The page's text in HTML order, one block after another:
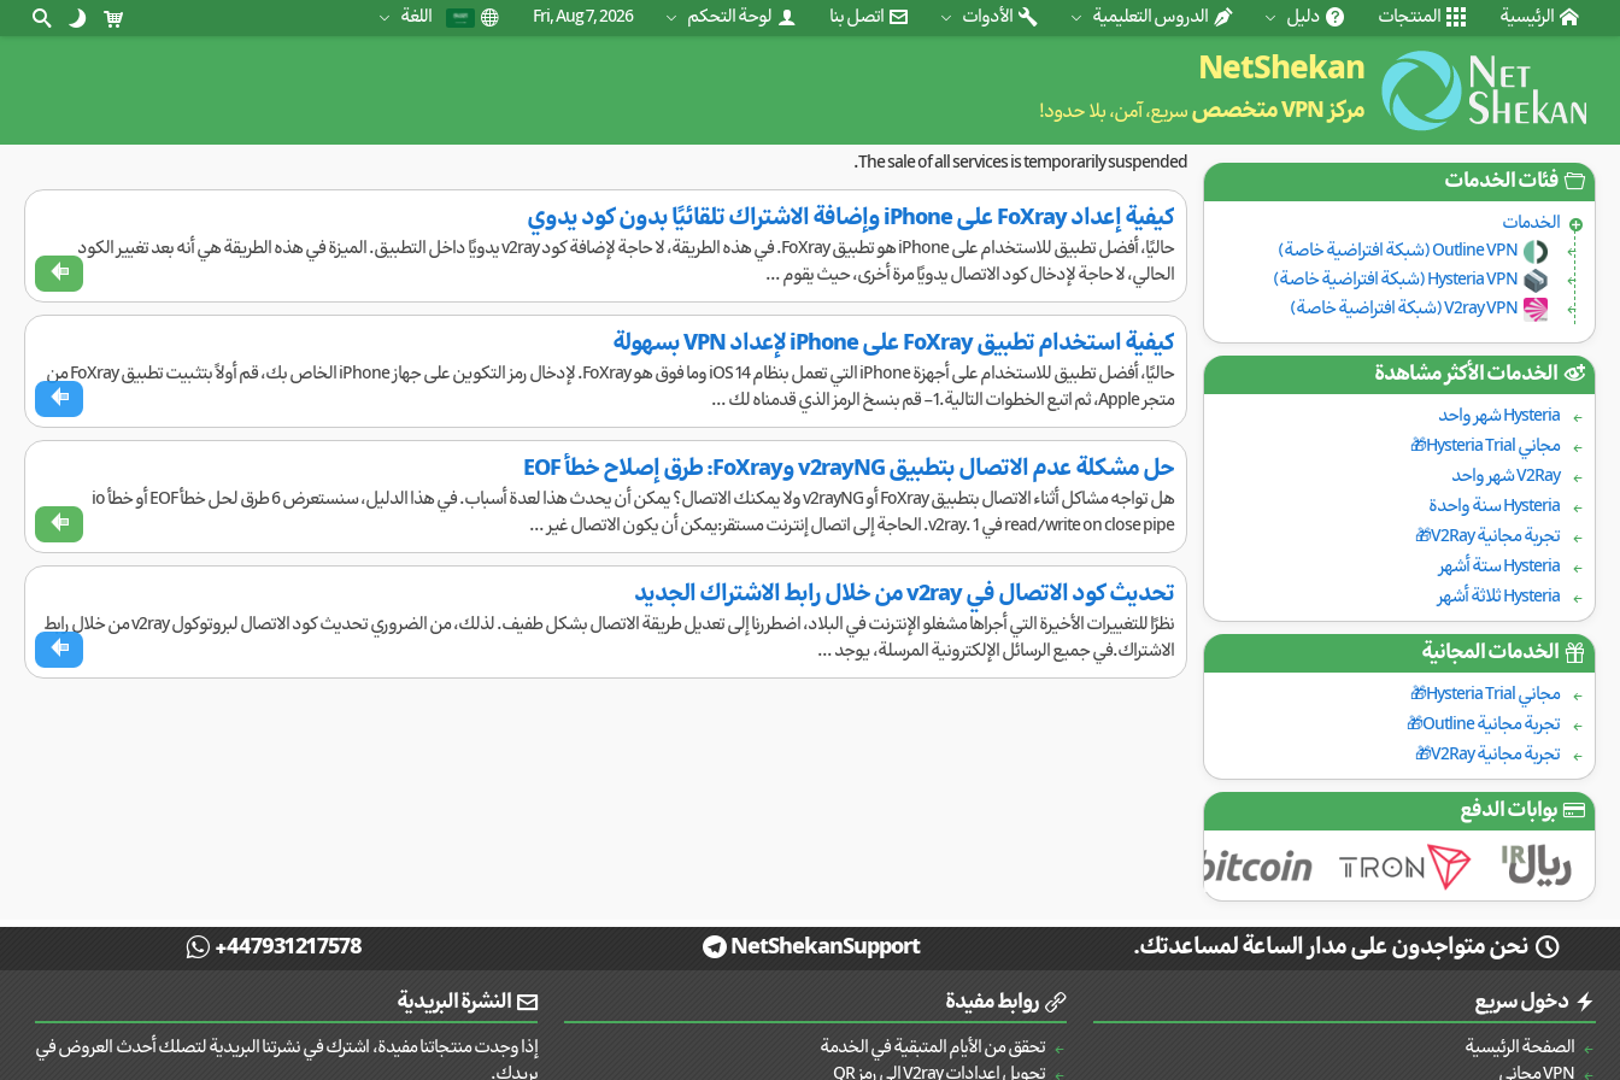
الرئيسية المنتجات دليل الدروس التعليمية الأدوات اتصل بنا لوحة التحكم Fri, Aug 7, 2026 اللغة
NetShekan
مركز VPN متخصص سريع، آمن، بلا حدود!
The sale of all services is temporarily suspended.
كيفية إعداد FoXray على iPhone وإضافة الاشتراك تلقائيًا بدون كود يدوي
حاليًا، أفضل تطبيق للاستخدام على iPhone هو تطبيق FoXray. في هذه الطريقة، لا حاجة لإضافة كود v2ray يدويًا داخل التطبيق. الميزة في هذه الطريقة هي أنه بعد تغيير الكود
الحالي، لا حاجة لإدخال كود الاتصال يدويًا مرة أخرى، حيث يقوم ...
كيفية استخدام تطبيق FoXray على iPhone لإعداد VPN بسهولة
حاليًا، أفضل تطبيق للاستخدام على أجهزة iPhone التي تعمل بنظام iOS 14 وما فوق هو FoXray. لإدخال رمز التكوين على جهاز iPhone الخاص بك، قم أولاً بتثبيت تطبيق FoXray من
متجر Apple، ثم اتبع الخطوات التالية.1- قم بنسخ الرمز الذي قدمناه لك ...
حل مشكلة عدم الاتصال بتطبيق v2rayNG وFoXray: طرق إصلاح خطأ EOF
هل تواجه مشاكل أثناء الاتصال بتطبيق FoXray أو v2rayNG ولا يمكنك الاتصال؟ يمكن أن يحدث هذا لعدة أسباب. في هذا الدليل، سنستعرض 6 طرق لحل خطأ EOF أو خطأ io
read/write on close pipe في v2ray. 1. الحاجة إلى اتصال إنترنت مستقر:يمكن أن يكون الاتصال غير ...
تحديث كود الاتصال في v2ray من خلال رابط الاشتراك الجديد
نظرًا للتغييرات الأخيرة التي أجراها مشغلو الإنترنت في البلاد، اضطررنا إلى تعديل طريقة الاتصال بشكل طفيف. لذلك، من الضروري تحديث كود الاتصال لبروتوكول v2ray من خلال رابط
الاشتراك.في جميع الرسائل الإلكترونية المرسلة، يوجد ...
فئات الخدمات
الخدمات
Outline VPN (شبكة افتراضية خاصة)
Hysteria VPN (شبكة افتراضية خاصة)
V2ray VPN (شبكة افتراضية خاصة)
الخدمات الأكثر مشاهدة
Hysteria شهر واحد
مجاني Hysteria Trial🎁
V2Ray شهر واحد
Hysteria سنة واحدة
تجربة مجانية V2Ray🎁
Hysteria ستة أشهر
Hysteria ثلاثة أشهر
الخدمات المجانية
مجاني Hysteria Trial🎁
تجربة مجانية Outline🎁
تجربة مجانية V2Ray🎁
بوابات الدفع
نحن متواجدون على مدار الساعة لمساعدتك. NetShekanSupport
+447931217578
دخول سريع
الصفحة الرئيسية
روابط مفيدة
تحقق من الأيام المتبقية في الخدمة
النشرة البريدية
إذا وجدت منتجاتنا مفيدة، اشترك في نشرتنا البريدية لتصلك أحدث العروض في